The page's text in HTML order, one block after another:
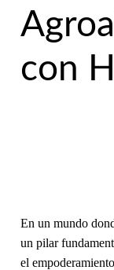
con
En un mundo
un pilar
el